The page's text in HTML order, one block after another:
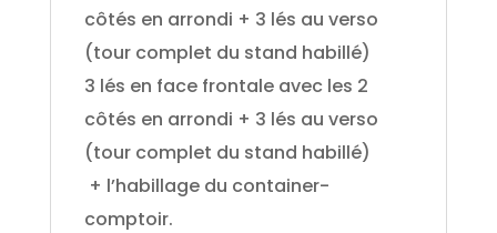
côtés en arrondi + 3 lés au verso
(tour complet du stand habillé)
3 lés en face frontale avec les 2
côtés en arrondi + 3 lés au verso
(tour complet du stand habillé)
+ l’habillage du container-
comptoir.